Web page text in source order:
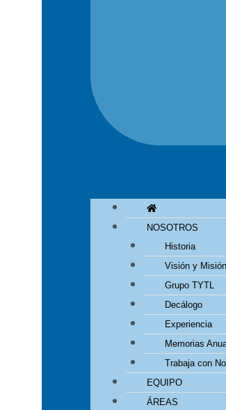
NOSOTROS
Historia
Visión y Misión
Grupo TYTL
Decálogo
Experiencia
Memorias
Trabaja con
EQUIPO
ÁREAS